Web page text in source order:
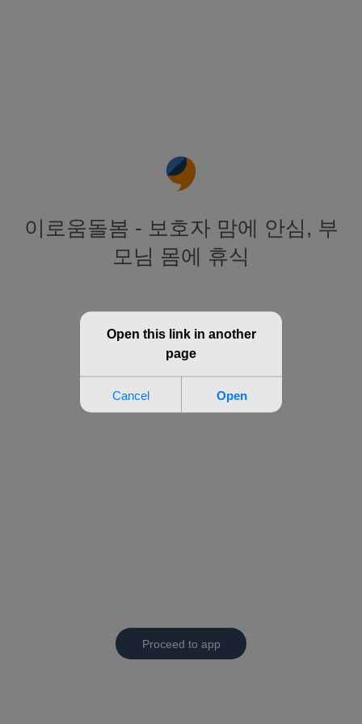
이로움돌봄 - 보호자 맘에 안심, 부
모님 몸에 휴식
Proceed to app